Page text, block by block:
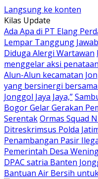
Langsung ke konten
Kilas Update
Ada Apa di PT Elang
Lempar Tanggung
Diduga Alergi Wartawan
menggelar aksi
Alun-Alun kecamatan
yang bersinergi
Jonggol Jaya Jaya,”
Bogor Gelar Gerakan
SerentakOrmas Squad
Ditreskrimsus Polda
Penambangan Pasir
Pemerintah Desa
DPAC satria Banten
Bantuan Air Bersih